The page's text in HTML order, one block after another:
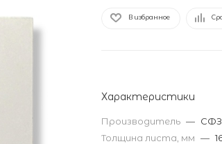
В избранное
Характеристики
Производитель — СФЗ
Толщина листа, мм —